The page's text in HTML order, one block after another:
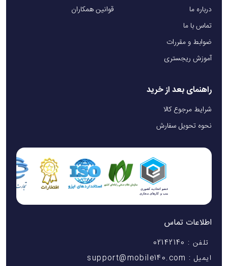
درباره ما
تماس با ما
ضوابط و مقررات
آموزش ریجستری
قوانین همکاران
راهنمای بعد از خرید
شرایط مرجوع کالا
نحوه تحویل سفارش
اطلاعات تماس
تلفن : 02142140
ایمیل : support@mobile140.com